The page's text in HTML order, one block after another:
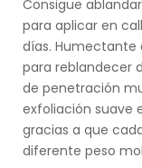
Consigue
para aplicar en
días. Humectante
para reblandecer
de penetración
exfoliación suave
gracias a que
diferente peso